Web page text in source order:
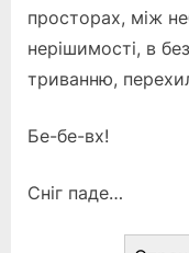
просторах, між
нерішимості, в
триванню,
Бе-бе-вх!
Сніг паде…